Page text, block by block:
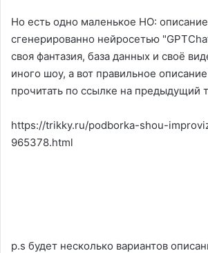
Но есть одно маленькое НО:
сгенерированно нейросетью
своя фантазия, база данных и своё
иного шоу, а вот правильное
прочитать по ссылке на предыдущий
https://trikky.ru/podborka-shou-
965378.html
p.s будет несколько вариантов